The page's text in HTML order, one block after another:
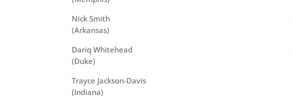
Nick Smith
(Arkansas)
Dariq Whitehead
(Duke)
Trayce Jackson-Davis
(Indiana)